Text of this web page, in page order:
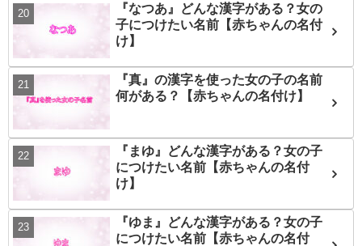
『なつあ』どんな漢字がある？女の
子につけたい名前【赤ちゃんの名付
け】
『真』の漢字を使った女の子の名前
何がある？【赤ちゃんの名付け】
『まゆ』どんな漢字がある？女の子
につけたい名前【赤ちゃんの名付
け】
『ゆま』どんな漢字がある？女の子
につけたい名前【赤ちゃんの名付